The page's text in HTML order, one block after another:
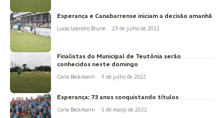
Esperança e Canabarrense iniciam a decisão amanhã
Lucas Leandro Brune - 23 de julho de 2022
Finalistas do Municipal de Teutônia serão
conhecidos neste domingo
Carla Beckmann - 9 de julho de 2022
Esperança: 73 anos conquistando títulos
Carla Beckmann - 5 de março de 2022